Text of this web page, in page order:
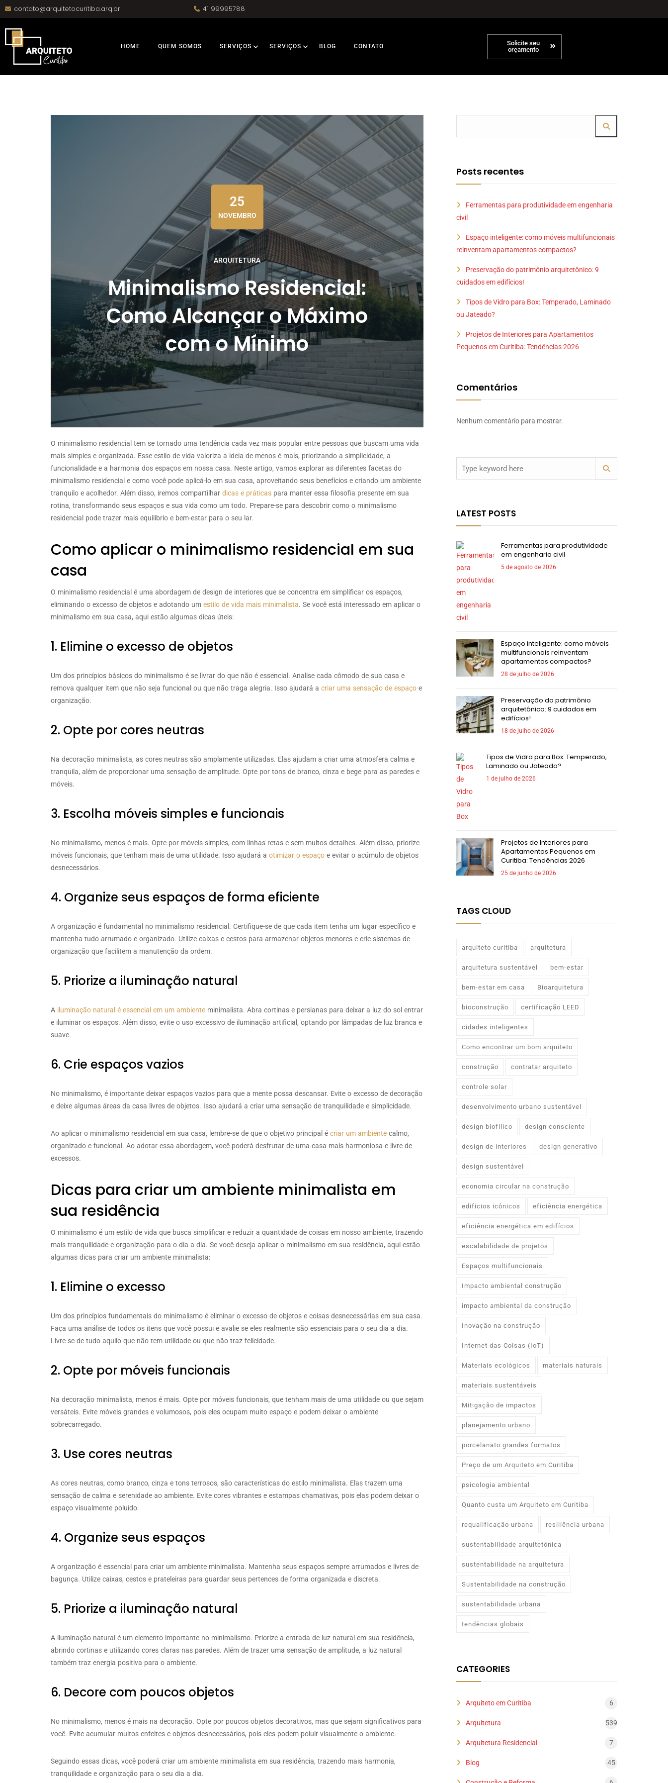
contato@arquitetocuritiba.arq.br 41 99995788
HOME QUEM SOMOS SERVIÇOS SERVIÇOS BLOG CONTATO
Solicite seu
orçamento
25
NOVEMBRO
ARQUITETURA
Minimalismo Residencial:
Como Alcançar o Máximo
com o Mínimo
O minimalismo residencial tem se tornado uma tendência cada vez mais popular entre pessoas que buscam uma vida
mais simples e organizada. Esse estilo de vida valoriza a ideia de menos é mais, priorizando a simplicidade, a
funcionalidade e a harmonia dos espaços em nossa casa. Neste artigo, vamos explorar as diferentes facetas do
minimalismo residencial e como você pode aplicá-lo em sua casa, aproveitando seus benefícios e criando um ambiente
tranquilo e acolhedor. Além disso, iremos compartilhar dicas e práticas para manter essa filosofia presente em sua
rotina, transformando seus espaços e sua vida como um todo. Prepare-se para descobrir como o minimalismo
residencial pode trazer mais equilíbrio e bem-estar para o seu lar.
Como aplicar o minimalismo residencial em sua
casa
O minimalismo residencial é uma abordagem de design de interiores que se concentra em simplificar os espaços,
eliminando o excesso de objetos e adotando um estilo de vida mais minimalista. Se você está interessado em aplicar o
minimalismo em sua casa, aqui estão algumas dicas úteis:
1. Elimine o excesso de objetos
Um dos princípios básicos do minimalismo é se livrar do que não é essencial. Analise cada cômodo de sua casa e
remova qualquer item que não seja funcional ou que não traga alegria. Isso ajudará a criar uma sensação de espaço e
organização.
2. Opte por cores neutras
Na decoração minimalista, as cores neutras são amplamente utilizadas. Elas ajudam a criar uma atmosfera calma e
tranquila, além de proporcionar uma sensação de amplitude. Opte por tons de branco, cinza e bege para as paredes e
móveis.
3. Escolha móveis simples e funcionais
No minimalismo, menos é mais. Opte por móveis simples, com linhas retas e sem muitos detalhes. Além disso, priorize
móveis funcionais, que tenham mais de uma utilidade. Isso ajudará a otimizar o espaço e evitar o acúmulo de objetos
desnecessários.
4. Organize seus espaços de forma eficiente
A organização é fundamental no minimalismo residencial. Certifique-se de que cada item tenha um lugar específico e
mantenha tudo arrumado e organizado. Utilize caixas e cestos para armazenar objetos menores e crie sistemas de
organização que facilitem a manutenção da ordem.
5. Priorize a iluminação natural
A iluminação natural é essencial em um ambiente minimalista. Abra cortinas e persianas para deixar a luz do sol entrar
e iluminar os espaços. Além disso, evite o uso excessivo de iluminação artificial, optando por lâmpadas de luz branca e
suave.
6. Crie espaços vazios
No minimalismo, é importante deixar espaços vazios para que a mente possa descansar. Evite o excesso de decoração
e deixe algumas áreas da casa livres de objetos. Isso ajudará a criar uma sensação de tranquilidade e simplicidade.
Ao aplicar o minimalismo residencial em sua casa, lembre-se de que o objetivo principal é criar um ambiente calmo,
organizado e funcional. Ao adotar essa abordagem, você poderá desfrutar de uma casa mais harmoniosa e livre de
excessos.
Dicas para criar um ambiente minimalista em
sua residência
O minimalismo é um estilo de vida que busca simplificar e reduzir a quantidade de coisas em nosso ambiente, trazendo
mais tranquilidade e organização para o dia a dia. Se você deseja aplicar o minimalismo em sua residência, aqui estão
algumas dicas para criar um ambiente minimalista:
1. Elimine o excesso
Um dos princípios fundamentais do minimalismo é eliminar o excesso de objetos e coisas desnecessárias em sua casa.
Faça uma análise de todos os itens que você possui e avalie se eles realmente são essenciais para o seu dia a dia.
Livre-se de tudo aquilo que não tem utilidade ou que não traz felicidade.
2. Opte por móveis funcionais
Na decoração minimalista, menos é mais. Opte por móveis funcionais, que tenham mais de uma utilidade ou que sejam
versáteis. Evite móveis grandes e volumosos, pois eles ocupam muito espaço e podem deixar o ambiente
sobrecarregado.
3. Use cores neutras
As cores neutras, como branco, cinza e tons terrosos, são características do estilo minimalista. Elas trazem uma
sensação de calma e serenidade ao ambiente. Evite cores vibrantes e estampas chamativas, pois elas podem deixar o
espaço visualmente poluído.
4. Organize seus espaços
A organização é essencial para criar um ambiente minimalista. Mantenha seus espaços sempre arrumados e livres de
bagunça. Utilize caixas, cestos e prateleiras para guardar seus pertences de forma organizada e discreta.
5. Priorize a iluminação natural
A iluminação natural é um elemento importante no minimalismo. Priorize a entrada de luz natural em sua residência,
abrindo cortinas e utilizando cores claras nas paredes. Além de trazer uma sensação de amplitude, a luz natural
também traz energia positiva para o ambiente.
6. Decore com poucos objetos
No minimalismo, menos é mais na decoração. Opte por poucos objetos decorativos, mas que sejam significativos para
você. Evite acumular muitos enfeites e objetos desnecessários, pois eles podem poluir visualmente o ambiente.
Seguindo essas dicas, você poderá criar um ambiente minimalista em sua residência, trazendo mais harmonia,
tranquilidade e organização para o seu dia a dia.
Posts recentes
Ferramentas para produtividade em engenharia
civil
Espaço inteligente: como móveis multifuncionais
reinventam apartamentos compactos?
Preservação do patrimônio arquitetônico: 9
cuidados em edifícios!
Tipos de Vidro para Box: Temperado, Laminado
ou Jateado?
Projetos de Interiores para Apartamentos
Pequenos em Curitiba: Tendências 2026
Comentários
Nenhum comentário para mostrar.
LATEST POSTS
Ferramentas para produtividade
em engenharia civil
5 de agosto de 2026
Espaço inteligente: como móveis
multifuncionais reinventam
apartamentos compactos?
28 de julho de 2026
Preservação do patrimônio
arquitetônico: 9 cuidados em
edifícios!
18 de julho de 2026
Tipos de Vidro para Box: Temperado,
Laminado ou Jateado?
1 de julho de 2026
Projetos de Interiores para
Apartamentos Pequenos em
Curitiba: Tendências 2026
25 de junho de 2026
TAGS CLOUD
arquiteto curitiba arquitetura
arquitetura sustentável bem-estar
bem-estar em casa Bioarquitetura
bioconstrução certificação LEED
cidades inteligentes
Como encontrar um bom arquiteto
construção contratar arquiteto
controle solar
desenvolvimento urbano sustentável
design biofílico design consciente
design de interiores design generativo
design sustentável
economia circular na construção
edifícios icônicos eficiência energética
eficiência energética em edifícios
escalabilidade de projetos
Espaços multifuncionais
Impacto ambiental construção
impacto ambiental da construção
Inovação na construção
Internet das Coisas (IoT)
Materiais ecológicos materiais naturais
materiais sustentáveis
Mitigação de impactos
planejamento urbano
porcelanato grandes formatos
Preço de um Arquiteto em Curitiba
psicologia ambiental
Quanto custa um Arquiteto em Curitiba
requalificação urbana resiliência urbana
sustentabilidade arquitetônica
sustentabilidade na arquitetura
Sustentabilidade na construção
sustentabilidade urbana
tendências globais
CATEGORIES
Arquiteto em Curitiba 6
Arquitetura 539
Arquitetura Residencial 7
Blog 45